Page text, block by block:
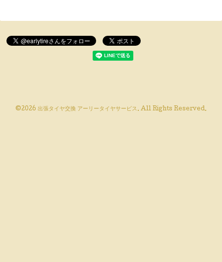
©2026 出張タイヤ交換 アーリータイヤサービス. All Rights Reserved.